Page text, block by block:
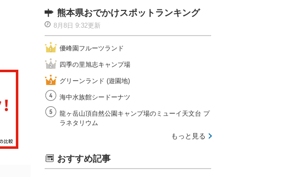
熊本県おでかけスポットランキング
8月8日 9:32更新
優峰園フルーツランド
四季の里旭志キャンプ場
グリーンランド (遊園地)
海中水族館シードーナツ
龍ヶ岳山頂自然公園キャンプ場のミューイ天文台 プ
ラネタリウム
もっと見る
おすすめ記事